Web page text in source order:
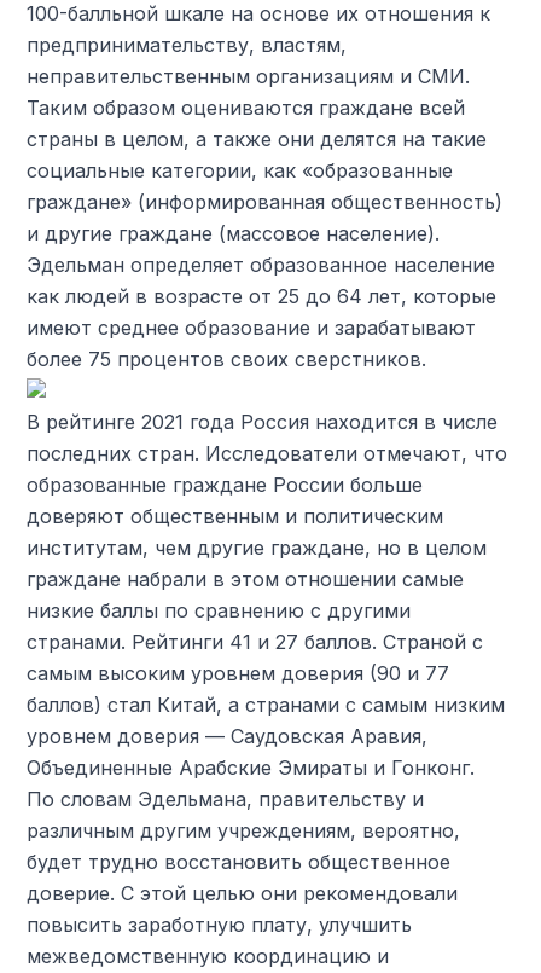
100-балльной шкале на основе их отношения к
предпринимательству, властям,
неправительственным организациям и СМИ.
Таким образом оцениваются граждане всей
страны в целом, а также они делятся на такие
социальные категории, как «образованные
граждане» (информированная общественность)
и другие граждане (массовое население).
Эдельман определяет образованное население
как людей в возрасте от 25 до 64 лет, которые
имеют среднее образование и зарабатывают
более 75 процентов своих сверстников.
В рейтинге 2021 года Россия находится в числе
последних стран. Исследователи отмечают, что
образованные граждане России больше
доверяют общественным и политическим
институтам, чем другие граждане, но в целом
граждане набрали в этом отношении самые
низкие баллы по сравнению с другими
странами. Рейтинги 41 и 27 баллов. Страной с
самым высоким уровнем доверия (90 и 77
баллов) стал Китай, а странами с самым низким
уровнем доверия — Саудовская Аравия,
Объединенные Арабские Эмираты и Гонконг.
По словам Эдельмана, правительству и
различным другим учреждениям, вероятно,
будет трудно восстановить общественное
доверие. С этой целью они рекомендовали
повысить заработную плату, улучшить
межведомственную координацию и